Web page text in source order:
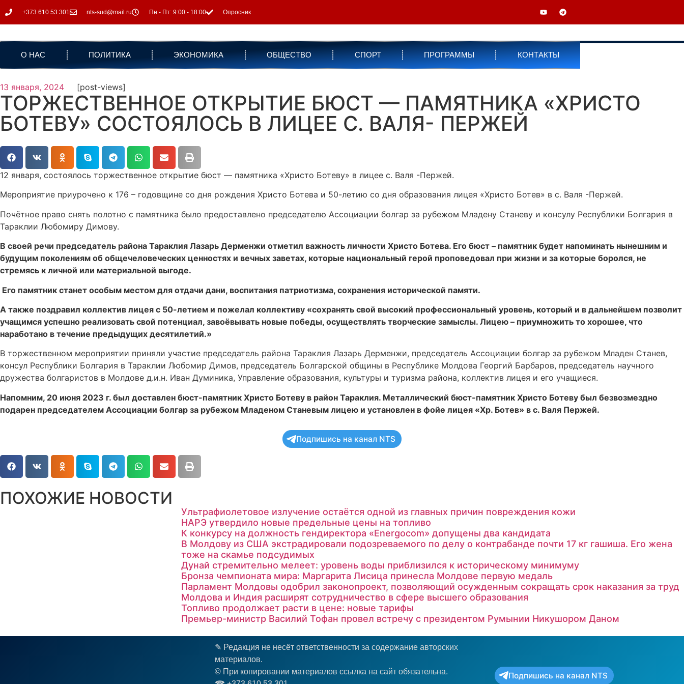
+373 610 53 301 nts-sud@mail.ru Пн - Пт: 9:00 - 18:00 Опросник
О НАС ПОЛИТИКА ЭКОНОМИКА ОБЩЕСТВО СПОРТ ПРОГРАММЫ КОНТАКТЫ
13 января, 2024 [post-views]
ТОРЖЕСТВЕННОЕ ОТКРЫТИЕ БЮСТ — ПАМЯТНИКА «ХРИСТО
БОТЕВУ» СОСТОЯЛОСЬ В ЛИЦЕЕ С. ВАЛЯ- ПЕРЖЕЙ
12 января, состоялось торжественное открытие бюст — памятника «Христо Ботеву» в лицее с. Валя -Пержей.
Мероприятие приурочено к 176 – годовщине со дня рождения Христо Ботева и 50-летию со дня образования лицея «Христо Ботев» в с. Валя -Пержей.
Почётное право снять полотно с памятника было предоставлено председателю Ассоциации болгар за рубежом Младену Станеву и консулу Республики Болгария в
Тараклии Любомиру Димову.
В своей речи председатель района Тараклия Лазарь Дерменжи отметил важность личности Христо Ботева. Его бюст – памятник будет напоминать нынешним и
будущим поколениям об общечеловеческих ценностях и вечных заветах, которые национальный герой проповедовал при жизни и за которые боролся, не
стремясь к личной или материальной выгоде.
Его памятник станет особым местом для отдачи дани, воспитания патриотизма, сохранения исторической памяти.
А также поздравил коллектив лицея с 50-летием и пожелал коллективу «сохранять свой высокий профессиональный уровень, который и в дальнейшем позволит
учащимся успешно реализовать свой потенциал, завоёвывать новые победы, осуществлять творческие замыслы. Лицею – приумножить то хорошее, что
наработано в течение предыдущих десятилетий.»
В торжественном мероприятии приняли участие председатель района Тараклия Лазарь Дерменжи, председатель Ассоциации болгар за рубежом Младен Станев,
консул Республики Болгария в Тараклии Любомир Димов, председатель Болгарской общины в Республике Молдова Георгий Барбаров, председатель научного
дружества болгаристов в Молдове д.и.н. Иван Думиника, Управление образования, культуры и туризма района, коллектив лицея и его учащиеся.
Напомним, 20 июня 2023 г. был доставлен бюст-памятник Христо Ботеву в район Тараклия. Металлический бюст-памятник Христо Ботеву был безвозмездно
подарен председателем Ассоциации болгар за рубежом Младеном Станевым лицею и установлен в фойе лицея «Хр. Ботев» в с. Валя Пержей.
Подпишись на канал NTS
ПОХОЖИЕ НОВОСТИ
Ультрафиолетовое излучение остаётся одной из главных причин повреждения кожи
НАРЭ утвердило новые предельные цены на топливо
К конкурсу на должность гендиректора «Energocom» допущены два кандидата
В Молдову из США экстрадировали подозреваемого по делу о контрабанде почти 17 кг гашиша. Его жена
тоже на скамье подсудимых
Дунай стремительно мелеет: уровень воды приблизился к историческому минимуму
Бронза чемпионата мира: Маргарита Лисица принесла Молдове первую медаль
Парламент Молдовы одобрил законопроект, позволяющий осужденным сокращать срок наказания за труд
Молдова и Индия расширят сотрудничество в сфере высшего образования
Топливо продолжает расти в цене: новые тарифы
Премьер-министр Василий Тофан провел встречу с президентом Румынии Никушором Даном
✎ Редакция не несёт ответственности за содержание авторских
материалов.
© При копировании материалов ссылка на сайт обязательна.
Подпишись на канал NTS